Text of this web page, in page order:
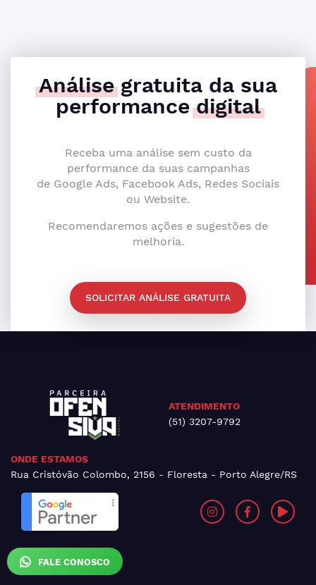
FALE CONOSCO
Análisegratuita da sua
performancedigital
Receba uma análise sem custo da
performance da suas campanhas
de Google Ads, Facebook Ads, Redes Sociais
ou Website.
Recomendaremos ações e sugestões de
melhoria.
SOLICITAR ANÁLISE GRATUITA
ATENDIMENTO
(51) 3207-9792
ONDE ESTAMOS
Rua Cristóvão Colombo, 2156 - Floresta - Porto Alegre/RS